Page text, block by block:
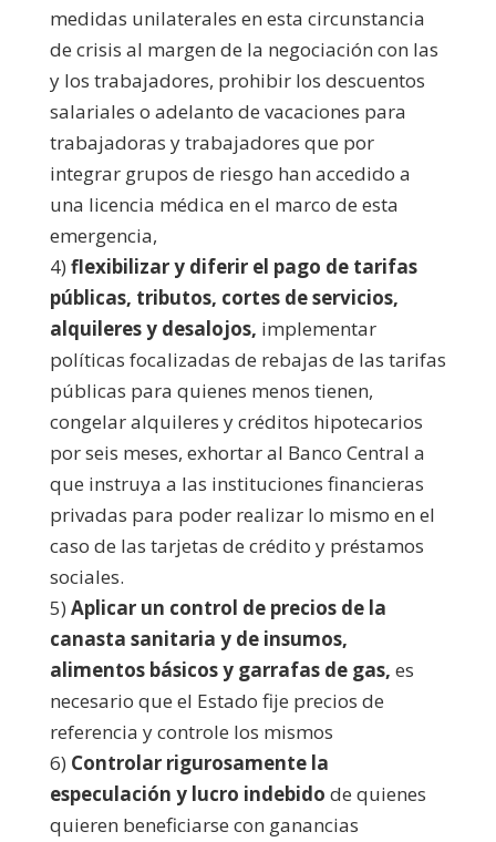
medidas unilaterales en esta circunstancia
de crisis al margen de la negociación con las
y los trabajadores, prohibir los descuentos
salariales o adelanto de vacaciones para
trabajadoras y trabajadores que por
integrar grupos de riesgo han accedido a
una licencia médica en el marco de esta
emergencia,
4) flexibilizar y diferir el pago de tarifas
públicas, tributos, cortes de servicios,
alquileres y desalojos, implementar
políticas focalizadas de rebajas de las tarifas
públicas para quienes menos tienen,
congelar alquileres y créditos hipotecarios
por seis meses, exhortar al Banco Central a
que instruya a las instituciones financieras
privadas para poder realizar lo mismo en el
caso de las tarjetas de crédito y préstamos
sociales.
5) Aplicar un control de precios de la
canasta sanitaria y de insumos,
alimentos básicos y garrafas de gas, es
necesario que el Estado fije precios de
referencia y controle los mismos
6) Controlar rigurosamente la
especulación y lucro indebido de quienes
quieren beneficiarse con ganancias